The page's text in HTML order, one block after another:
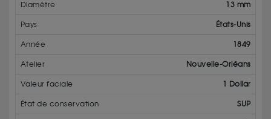
Diamètre 13 mm
Pays États-Unis
Année 1849
Atelier Nouvelle-Orléans
Valeur faciale 1 Dollar
État de conservation SUP